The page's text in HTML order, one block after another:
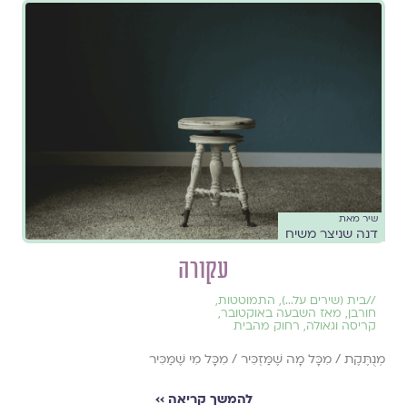
שיר מאת
דנה שניצר משיח
עקורה
//בית (שירים על...), התמוטטות,
חורבן, מאז השבעה באוקטובר,
קריסה וגאולה, רחוק מהבית
מְנֻתֶּקֶת / מִכָּל מָה שֶׁמַּזְכִּיר / מִכָּל מִי שֶׁמַּכִּיר
להמשך קריאה ››